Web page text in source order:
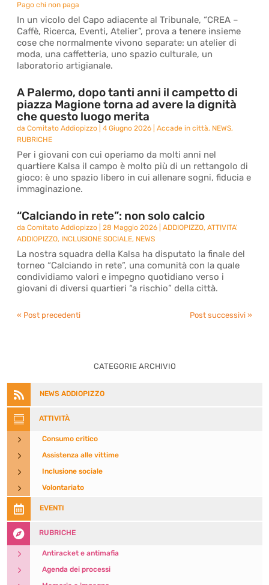
Pago chi non paga
In un vicolo del Capo adiacente al Tribunale, “CREA –
Caffè, Ricerca, Eventi, Atelier”, prova a tenere insieme
cose che normalmente vivono separate: un atelier di
moda, una caffetteria, uno spazio culturale, un
laboratorio artigianale.
A Palermo, dopo tanti anni il campetto di
piazza Magione torna ad avere la dignità
che questo luogo merita
daComitato Addiopizzo |4 Giugno 2026 |Accade in città, NEWS,
RUBRICHE
Per i giovani con cui operiamo da molti anni nel
quartiere Kalsa il campo è molto più di un rettangolo di
gioco: è uno spazio libero in cui allenare sogni, fiducia e
immaginazione.
“Calciando in rete”: non solo calcio
daComitato Addiopizzo |28 Maggio 2026 |ADDIOPIZZO,ATTIVITA'
ADDIOPIZZO, INCLUSIONE SOCIALE, NEWS
La nostra squadra della Kalsa ha disputato la finale del
torneo “Calciando in rete”, una comunità con la quale
condividiamo valori e impegno quotidiano verso i
giovani di diversi quartieri “a rischio” della città.
« Post precedenti Post successivi »
CATEGORIE ARCHIVIO
 NEWS ADDIOPIZZO
 ATTIVITÀ
5 Consumo critico
5 Assistenza alle vittime
5 Inclusione sociale
5 Volontariato
 EVENTI
 RUBRICHE
5 Antiracket e antimafia
5 Agenda dei processi